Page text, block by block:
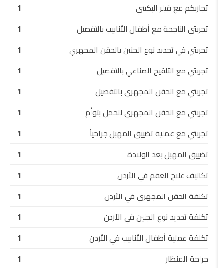
تجاربكم مع فيلر البكيني
1
تجربتي الناجحة مع أطفال الأنابيب بالتفصيل
1
تجربتي في تحديد نوع الجنين بالحقن المجهري
1
تجربتي مع التلقيح الصناعي بالتفصيل
1
تجربتي مع الحقن المجهري بالتفصيل
1
تجربتي مع الحقن المجهري للحمل بتوأم
1
تجربتي مع عملية تضييق المهبل جراحياً
1
تضييق المهبل بعد الولادة
1
تكاليف علاج العقم في الأردن
1
تكلفة الحقن المجهري في الأردن
1
تكلفة تحديد نوع الجنين في الأردن
1
تكلفة عملية أطفال الأنابيب في الأردن
1
جراحة المنظار
1